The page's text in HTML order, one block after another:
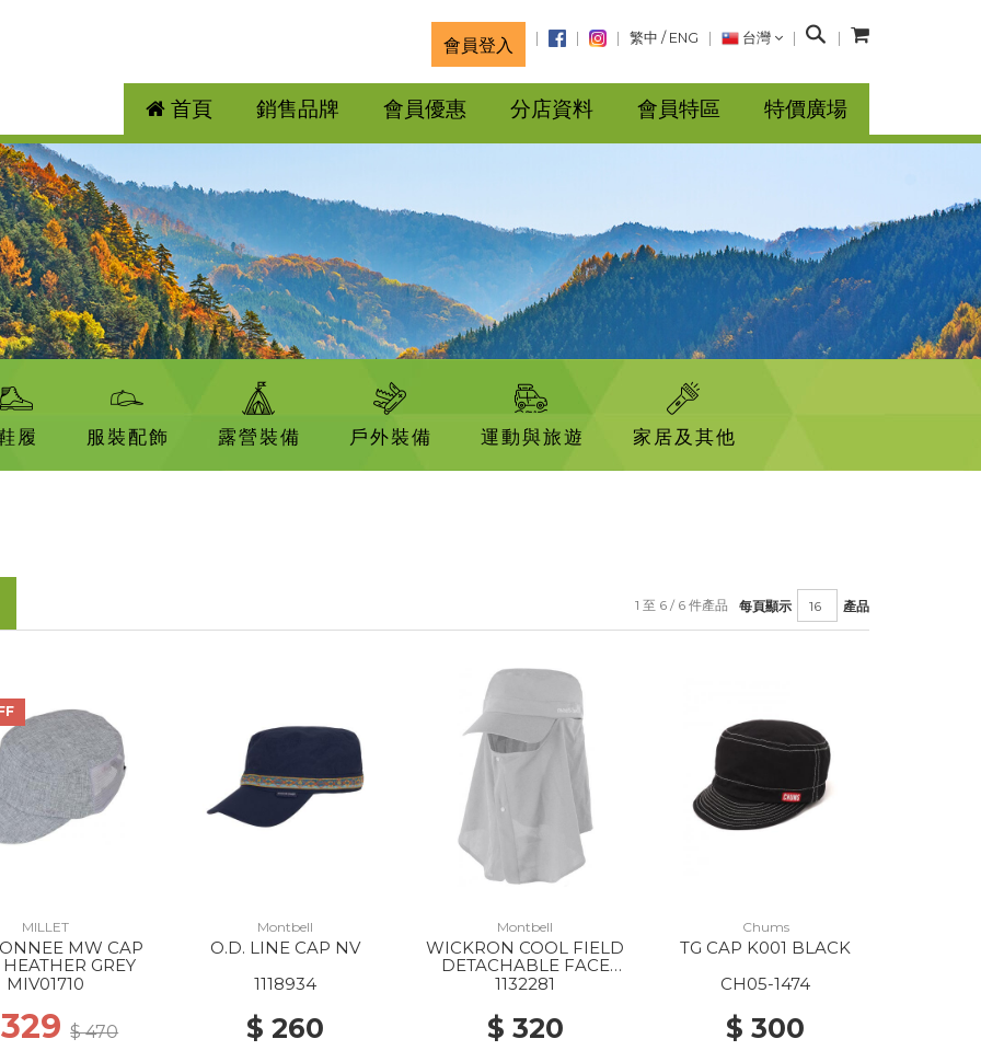
會員登入 繁中 / ENG 台灣
搜
首頁 銷售品牌 會員優惠 分店資料 會員特區 特價廣場
履 服裝配飾 露營裝備 戶外裝備 運動與旅遊 家居及其他
每頁顯示 產品
1 至 6 / 6 件產品
MILLET
MW CAP
GREY
MIV01710
$ 470
Montbell
O.D. LINE CAP NV
1118934
$ 260
Montbell
WICKRON COOL FIELD
DETACHABLE FACE
SHADE WORK CAP LGY
1132281
$ 320
Chums
TG CAP K001 BLACK
CH05-1474
$ 300